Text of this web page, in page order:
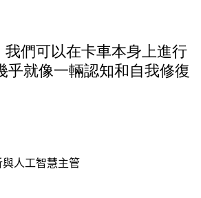
我們可以在卡車本身上進行
乎就像一輛認知和自我修復
人工智慧主管